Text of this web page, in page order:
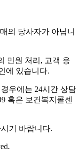
의 당사자가 아닙니
민원 처리, 고객 응
에 있습니다.
우에는 24시간 상담
혹은 보건복지콜센
기 바랍니다.